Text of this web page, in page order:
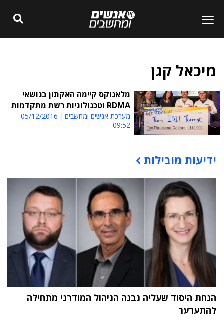
מיכאל קגן
מלאנוקס קיימה האקתון בנושאי
RDMA וטכנולוגיות רשת מתקדמות
מערכת אנשים ומחשבים
05/12/2016
09:52
תוכן פרסומי
ידיעות מובילות
הנחת היסוד שעליה נבנה הניהול המודרני מתחילה
להתערער